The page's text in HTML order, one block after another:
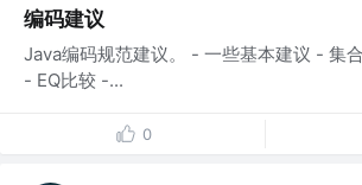
编码建议
Java编码规范建议。 - 一些基本建议 - 集
- EQ比较 -...
0